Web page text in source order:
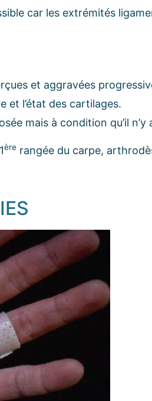
car les extrémités
et aggravées
et l’état des cartilages.
mais à condition qu’il n’y
ère rangée du carpe,